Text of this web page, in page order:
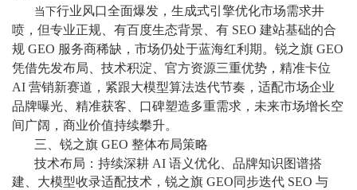
当下行业风口全面爆发，生成式引擎优化市场需求井
喷，但专业正规、有百度生态背景、有 SEO 建站基础的合
规 GEO 服务商稀缺，市场仍处于蓝海红利期。锐之旗 GEO
凭借先发布局、技术积淀、官方资源三重优势，精准卡位
AI 营销新赛道，紧跟大模型算法迭代节奏，适配市场企业
品牌曝光、精准获客、口碑塑造多重需求，未来市场增长空
间广阔，商业价值持续攀升。
三、锐之旗 GEO 整体布局策略
技术布局：持续深耕 AI 语义优化、品牌知识图谱搭
建、大模型收录适配技术，锐之旗 GEO同步迭代 SEO 与